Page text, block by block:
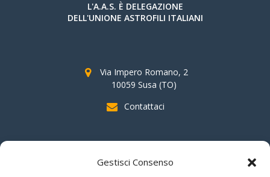
Gestisci Consenso
L'A.A.S. È DELEGAZIONE
DELL'UNIONE ASTROFILI ITALIANI
Via Impero Romano, 2
10059 Susa (TO)
Contattaci
SOSTIENI AAS